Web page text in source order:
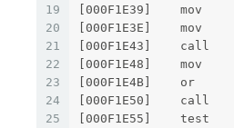
19
20
21
22
23
24
25
[000F1E39]    mov
[000F1E3E]    mov
[000F1E43]    call
[000F1E48]    mov
[000F1E4B]    or
[000F1E50]    call
[000F1E55]    test